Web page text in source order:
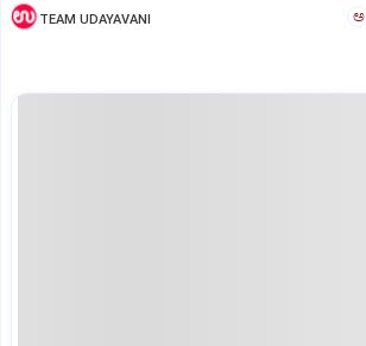
TEAM UDAYAVANI ಅ